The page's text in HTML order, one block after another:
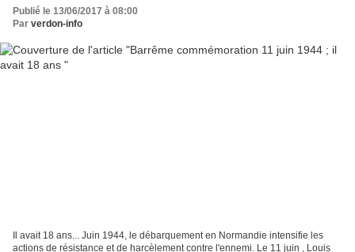
Publié le 13/06/2017 à 08:00
Par verdon-info
Il avait 18 ans... Juin 1944, le débarquement en Normandie intensifie les
actions de résistance et de harcèlement contre l'ennemi. Le 11 juin , Louis